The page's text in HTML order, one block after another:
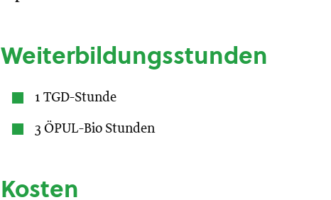
Weiterbildungsstunden
1 TGD-Stunde
3 ÖPUL-Bio Stunden
Kosten